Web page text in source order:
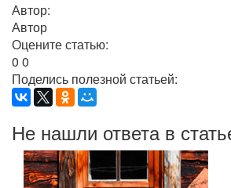
Автор:
Автор
Оцените статью:
0 0
Поделись полезной статьей:
Не нашли ответа в